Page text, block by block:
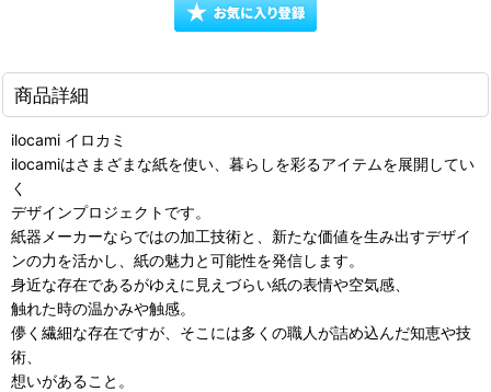
商品詳細
ilocami イロカミ
ilocamiはさまざまな紙を使い、暮らしを彩るアイテムを展開してい
く
デザインプロジェクトです。
紙器メーカーならではの加工技術と、新たな価値を生み出すデザイ
ンの力を活かし、紙の魅力と可能性を発信します。
身近な存在であるがゆえに見えづらい紙の表情や空気感、
触れた時の温かみや触感。
儚く繊細な存在ですが、そこには多くの職人が詰め込んだ知恵や技
術、
想いがあること。